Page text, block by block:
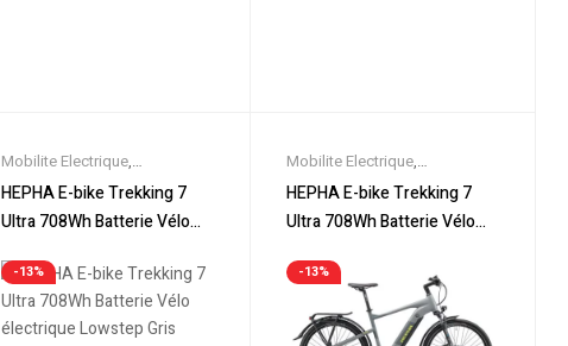
Mobilite Electrique,
Nouveautes,Promos &
Soldes,Vélo électrique ville
Electrique
HEPHA E-bike Trekking 7
Ultra 708Wh Batterie Vélo
Foncé
-13%
Mobilite Electrique,
Nouveautes,Promos &
Soldes,Vélo électrique ville
Electrique
HEPHA E-bike Trekking 7
Ultra 708Wh Batterie Vélo
Foncé
-13%